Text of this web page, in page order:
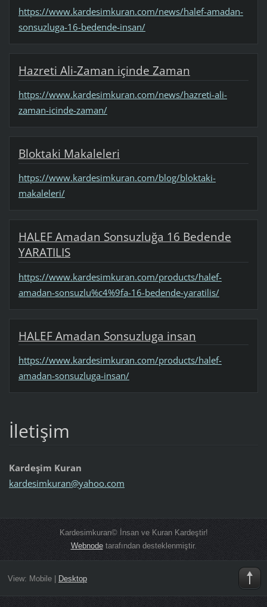
https://www.kardesimkuran.com/news/halef-amadan-
sonsuzluga-16-bedende-insan/
Hazreti Ali-Zaman içinde Zaman
https://www.kardesimkuran.com/news/hazreti-ali-
zaman-icinde-zaman/
Bloktaki Makaleleri
https://www.kardesimkuran.com/blog/bloktaki-
makaleleri/
HALEF Amadan Sonsuzluğa 16 Bedende
YARATILIS
https://www.kardesimkuran.com/products/halef-
amadan-sonsuzlu%c4%9fa-16-bedende-yaratilis/
HALEF Amadan Sonsuzluga insan
https://www.kardesimkuran.com/products/halef-
amadan-sonsuzluga-insan/
İletişim
Kardeşim Kuran
kardesimkuran@yahoo.com
Kardesimkuran© İnsan ve Kuran Kardeştir!
Webnodetarafından desteklenmiştir.
View: Mobile| Desktop